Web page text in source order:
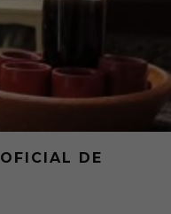
DE